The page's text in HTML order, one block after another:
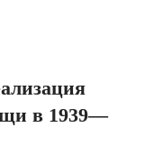
в 1939—